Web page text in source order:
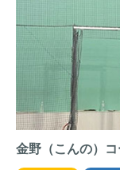
金野（こんの）